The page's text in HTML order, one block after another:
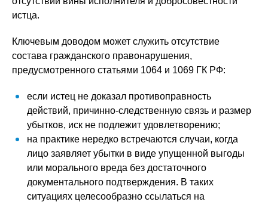
истца.
Ключевым доводом может служить отсутствие
состава гражданского правонарушения,
предусмотренного статьями 1064 и 1069 ГК РФ:
если истец не доказал противоправность
действий, причинно-следственную связь и размер
убытков, иск не подлежит удовлетворению;
на практике нередко встречаются случаи, когда
лицо заявляет убытки в виде упущенной выгоды
или морального вреда без достаточного
документального подтверждения. В таких
ситуациях целесообразно ссылаться на